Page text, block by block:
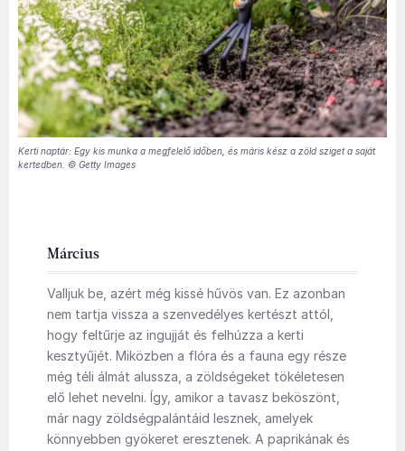
Kerti naptár: Egy kis munka a megfelelő időben, és máris kész a zöld sziget a saját
kertedben. © Getty Images
Március
Valljuk be, azért még kissé hűvös van. Ez azonban
nem tartja vissza a szenvedélyes kertészt attól,
hogy feltűrje az ingujját és felhúzza a kerti
kesztyűjét. Miközben a flóra és a fauna egy része
még téli álmát alussza, a zöldségeket tökéletesen
elő lehet nevelni. Így, amikor a tavasz beköszönt,
már nagy zöldségpalántáid lesznek, amelyek
könnyebben gyökeret eresztenek. A paprikának és